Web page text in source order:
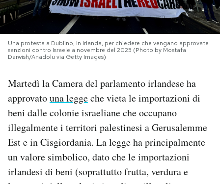
CALENDARIO
AREA PERSONALE
Area Personale
Newsletter
Regala il Post
Hai bisogno di aiuto?
Esci
Una protesta a Dublino, in Irlanda, per chiedere che vengano approvate
sanzioni contro Israele a novembre del 2025 (Photo by Mostafa
Darwish/Anadolu via Getty Images)
Martedì la Camera del parlamento irlandese ha
approvatouna leggeche vieta le importazioni di
beni dalle colonie israeliane che occupano
illegalmente i territori palestinesi a Gerusalemme
Est e in Cisgiordania. La legge ha principalmente
un valore simbolico, dato che le importazioni
irlandesi di beni (soprattutto frutta, verdura e